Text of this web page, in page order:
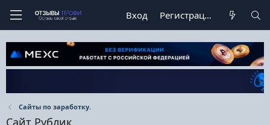
Вход Регистрация
Сайты по заработку.